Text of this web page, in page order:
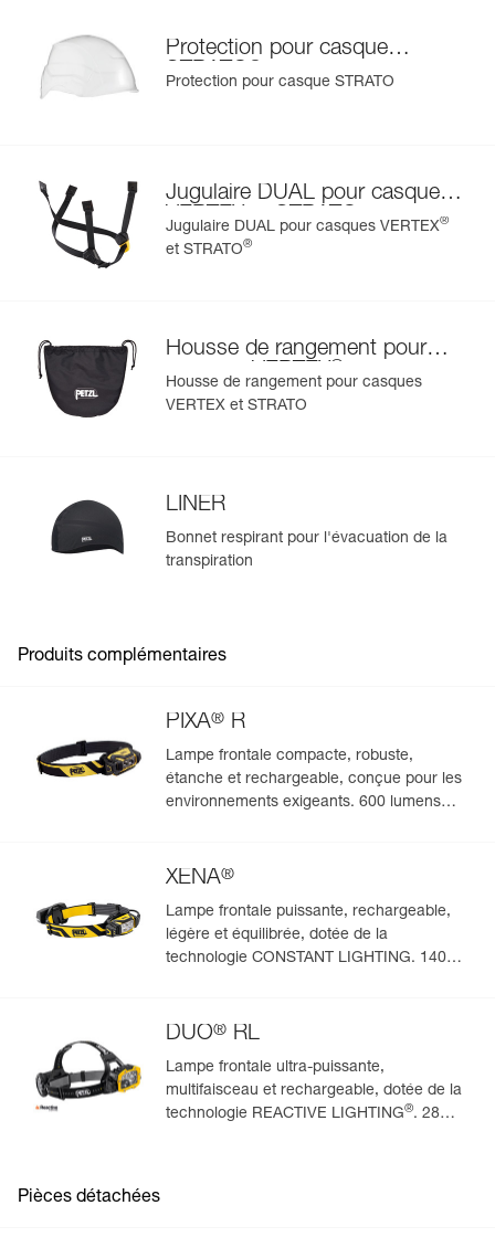
Protection pour casque
STRATO
Protection pour casque STRATO
Jugulaire DUAL pour casques
VERTEX et STRATO
Jugulaire DUAL pour casques VERTEX®
et STRATO®
Housse de rangement pour
casques VERTEX
STRATO ®
Housse de rangement pour casques
VERTEX et STRATO
LINER
Bonnet respirant pour l'évacuation de la
transpiration
Produits complémentaires
PIXA® R
Lampe frontale compacte, robuste,
étanche et rechargeable, conçue pour les
environnements exigeants. 600 lumens
XENA®
Lampe frontale puissante, rechargeable,
légère et équilibrée, dotée de la
technologie CONSTANT LIGHTING. 1400
DUO® RL
Lampe frontale ultra-puissante,
multifaisceau et rechargeable, dotée de la
technologie REACTIVE LIGHTING®. 2800
Pièces détachées